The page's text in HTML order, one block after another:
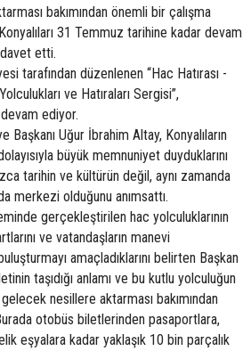
bakımından önemli bir çalışma
31 Temmuz tarihine kadar devam
etti.
tarafından düzenlenen “Hac Hatırası -
ve Hatıraları Sergisi”,
ediyor.
Başkanı Uğur İbrahim Altay, Konyalıların
büyük memnuniyet duyduklarını
tarihin ve kültürün değil, aynı zamanda
merkezi olduğunu anımsattı.
gerçekleştirilen hac yolculuklarının
ve vatandaşların manevi
amaçladıklarını belirten Başkan
taşıdığı anlamı ve bu kutlu yolculuğun
gelecek nesillere aktarması bakımından
otobüs biletlerinden pasaportlara,
eşyalara kadar yaklaşık 10 bin parçalık